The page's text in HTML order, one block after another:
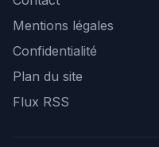
Mentions légales
Confidentialité
Plan du site
Flux RSS